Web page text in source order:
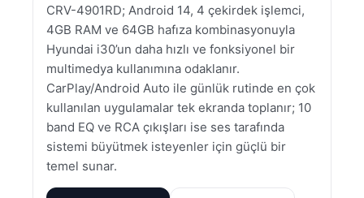
CRV-4901RD; Android 14, 4 çekirdek işlemci,
4GB RAM ve 64GB hafıza kombinasyonuyla
Hyundai i30’un daha hızlı ve fonksiyonel bir
multimedya kullanımına odaklanır.
CarPlay/Android Auto ile günlük rutinde en çok
kullanılan uygulamalar tek ekranda toplanır; 10
band EQ ve RCA çıkışları ise ses tarafında
sistemi büyütmek isteyenler için güçlü bir
temel sunar.